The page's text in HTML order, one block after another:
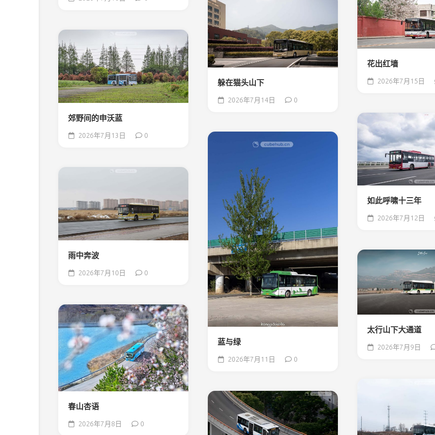
花出红墙
2026年7月15日
躲在猫头山下
2026年7月14日 0
郊野间的申沃蓝
2026年7月13日 0
如此呼啸十三年
2026年7月12日
蓝与绿
2026年7月11日 0
雨中奔波
2026年7月10日 0
太行山下大通道
2026年7月9日
春山杏语
2026年7月8日 0